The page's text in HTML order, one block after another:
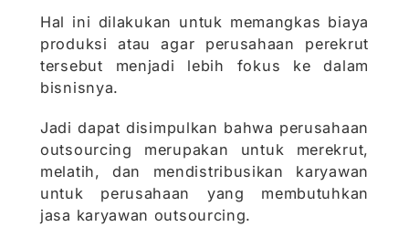
Hal ini dilakukan untuk memangkas biaya
produksi atau agar perusahaan perekrut
tersebut menjadi lebih fokus ke dalam
bisnisnya.
Jadi dapat disimpulkan bahwa perusahaan
outsourcing merupakan untuk merekrut,
melatih, dan mendistribusikan karyawan
untuk perusahaan yang membutuhkan
jasa karyawan outsourcing.